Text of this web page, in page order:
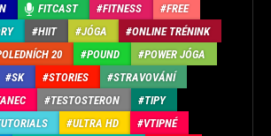
FITCAST FITNESS
FREE
HIIT JÓGA
ONLINE TRÉNINK
20 POUND
POWER JÓGA
SK STORIES
STRAVOVÁNÍ
TESTOSTERON
TIPY
ULTRA HD
VTIPNÉ